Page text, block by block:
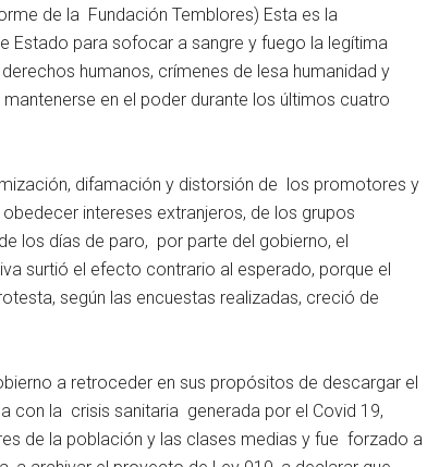
de la Fundación Temblores) Esta es la
Estado para sofocar a sangre y fuego la legítima
humanos, crímenes de lesa humanidad y
en el poder durante los últimos cuatro
difamación y distorsión de los promotores y
intereses extranjeros, de los grupos
los días de paro, por parte del gobierno, el
surtió el efecto contrario al esperado, porque el
según las encuestas realizadas, creció de
a retroceder en sus propósitos de descargar el
con la crisis sanitaria generada por el Covid 19,
de la población y las clases medias y fue forzado a